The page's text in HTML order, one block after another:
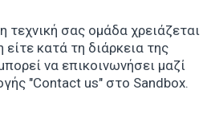
σας ομάδα χρειάζεται
είτε κατά τη διάρκεια της
να επικοινωνήσει μαζί
"Contact us" στο Sandbox.